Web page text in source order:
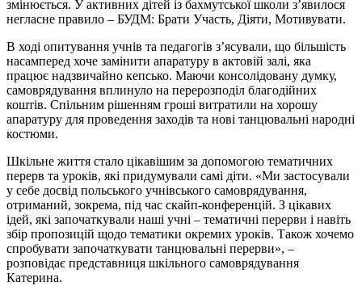
змінюється. У активних дітей із бахмутської школи з’явилося
негласне правило – БУДМ: Брати Участь, Діяти, Мотивувати.
В ході опитування учнів та педагогів з’ясували, що більшість
насамперед хоче замінити апаратуру в актовій залі, яка
працює надзвичайно кепсько. Маючи консолідовану думку,
самоврядування вплинуло на перерозподіл благодійних
коштів. Спільним рішенням гроші витратили на хорошу
апаратуру для проведення заходів та нові танцювальні народні
костюми.
Шкільне життя стало цікавішим за допомогою тематичних
перерв та уроків, які придумували самі діти. «Ми застосували
у себе досвід польського учнівського самоврядування,
отриманий, зокрема, під час скайп-конференцій. З цікавих
ідей, які започаткували наші учні – тематичні перерви і навіть
збір пропозицій щодо тематики окремих уроків. Також хочемо
спробувати започаткувати танцювальні перерви», –
розповідає представниця шкільного самоврядування
Катерина.